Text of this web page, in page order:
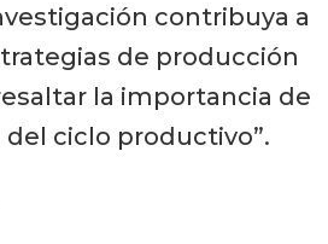
contribuya a
de producción
la importancia de
ciclo productivo”.